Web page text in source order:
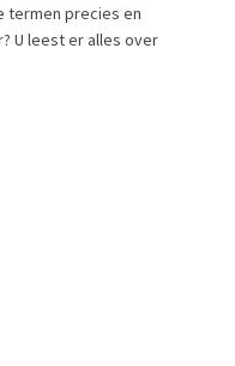
termen precies en
U leest er alles over